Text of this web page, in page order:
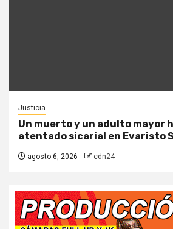
Justicia
Un muerto y un adulto mayor
atentado sicarial en Evaristo
agosto 6, 2026 cdn24